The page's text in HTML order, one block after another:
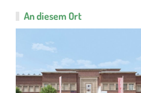
An diesem Ort